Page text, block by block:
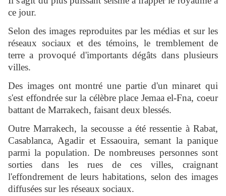
ce jour.
Selon des images reproduites par les médias et sur les
réseaux sociaux et des témoins, le tremblement de
terre a provoqué d'importants dégâts dans plusieurs
villes.
Des images ont montré une partie d'un minaret qui
s'est effondrée sur la célèbre place Jemaa el-Fna, coeur
battant de Marrakech, faisant deux blessés.
Outre Marrakech, la secousse a été ressentie à Rabat,
Casablanca, Agadir et Essaouira, semant la panique
parmi la population. De nombreuses personnes sont
sorties dans les rues de ces villes, craignant
l'effondrement de leurs habitations, selon des images
diffusées sur les réseaux sociaux.